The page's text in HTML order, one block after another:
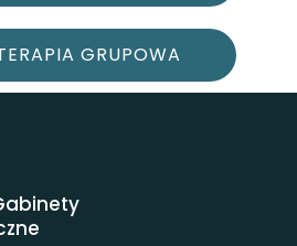
GRUPOWA